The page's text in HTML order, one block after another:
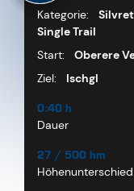
Kategorie:
Single Trail
Start:
Oberere
Ziel:
Ischgl
0:40 h
Dauer
27 / 500 hm
Höhenunterschied